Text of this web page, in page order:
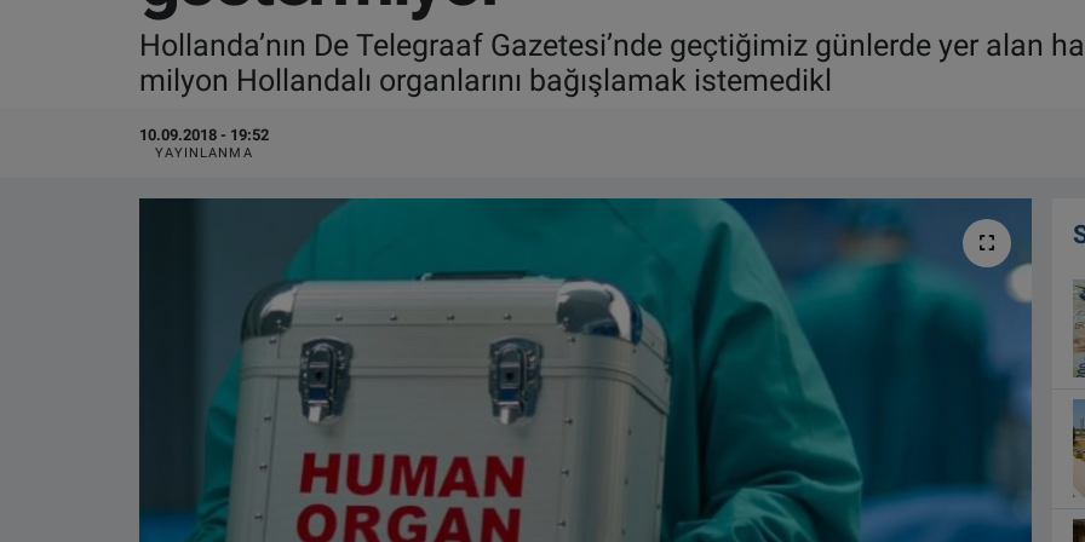
Hollanda’nın De Telegraaf Gazetesi’nde geçtiğimiz günlerde yer alan
milyon Hollandalı organlarını bağışlamak istemedikl
10.09.2018 - 19:52
YAYINLANMA
VIDEO GALERİ
ALGEMENE VOORWAARDEN